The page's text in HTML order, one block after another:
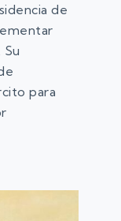
de
para